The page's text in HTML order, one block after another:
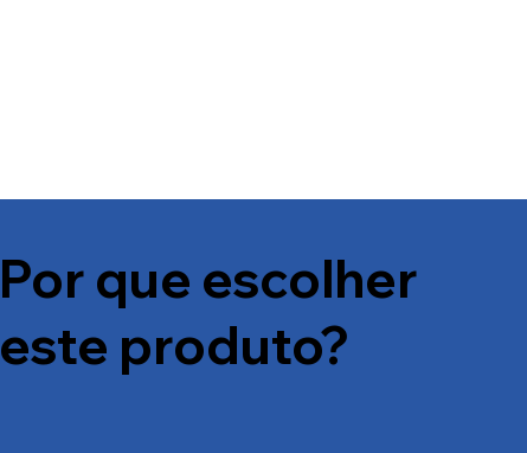
Por que escolher
este produto?